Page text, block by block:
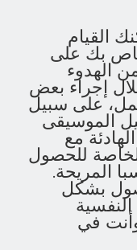
القيام
بك على
الهدوء
إجراء بعض
على سبيل
الموسيقى
مع
للحصول
المريحة.
بشكل
في